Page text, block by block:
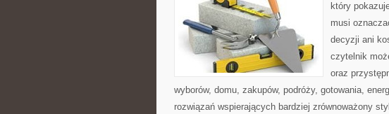
który
musi
decyzji ani
czytelnik
oraz
wyborów, domu, zakupów, podróży, gotowania,
rozwiązań wspierających bardziej zrównoważony